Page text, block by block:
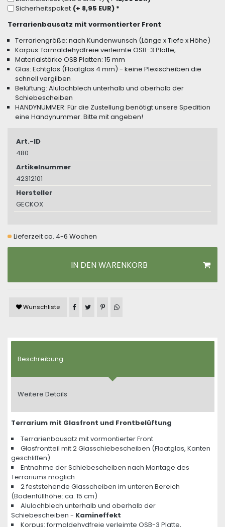
Sicherheitspaket (+ 8,95 EUR)*
Terrarienbausatz mit vormontierter Front
Terrariengröße: nach Kundenwunsch (Länge x Tiefe x Höhe)
Korpus: formaldehydfreie verleimte OSB-3 Platte,
Materialstärke OSB Platten: 15 mm
Glas: Echtglas (Floatglas 4 mm) - keine Plexischeiben die
schnell vergilben
Belüftung: Alulochblech unterhalb und oberhalb der
Schiebescheiben
HANDYNUMMER: Für die Zustellung benötigt unsere Spedition
eine Handynummer. Bitte mit angeben!
Art.-ID
480
Artikelnummer
42312101
Hersteller
GECKOX
Lieferzeit ca. 4-6 Wochen
IN DEN WARENKORB
Wunschliste Artikel auf Facebook teilen
Artikel auf Twitter teilen
Artikel auf Pinterest teilen
Artikel auf WhatsApp teilen
Beschreibung
Weitere Details
Terrarium mit Glasfront und Frontbelüftung
Terrarienbausatz mit vormontierter Front
Glasfrontteil mit 2 Glasschiebescheiben (Floatglas, Kanten
geschliffen)
Entnahme der Schiebescheiben nach Montage des
Terrariums möglich
2 feststehende Glasscheiben im unteren Bereich
(Bodenfüllhöhe: ca. 15 cm)
Alulochblech unterhalb und oberhalb der
Schiebescheiben - Kamineffekt
Korpus: formaldehydfreie verleimte OSB-3 Platte,